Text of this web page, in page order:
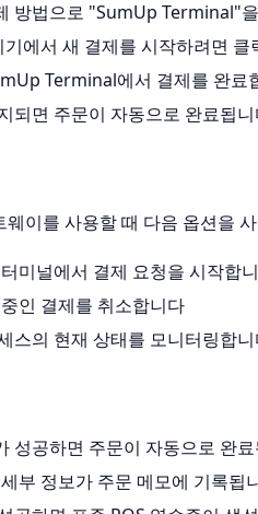
방법으로 "SumUp Terminal"
에서 새 결제를 시작하려면 클
Terminal에서 결제를 완료
되면 주문이 자동으로 완료됩
이를 사용할 때 다음 옵션을
미널에서 결제 요청을 시작합
인 결제를 취소합니다
스의 현재 상태를 모니터링합
성공하면 주문이 자동으로 완
부 정보가 주문 메모에 기록됩